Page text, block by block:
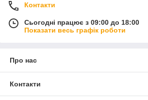
Контакти
Сьогодні працює з 09:00 до 18:00
Показати весь графік роботи
Про нас
Контакти